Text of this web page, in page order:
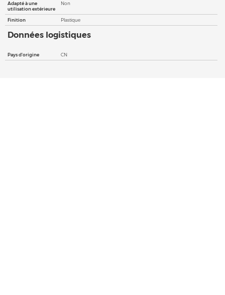
Adapté à une
utilisation extérieure
Non
Finition Plastique
Données logistiques
Pays d'origine CN